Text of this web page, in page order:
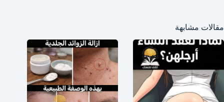
مقالات مشابهة